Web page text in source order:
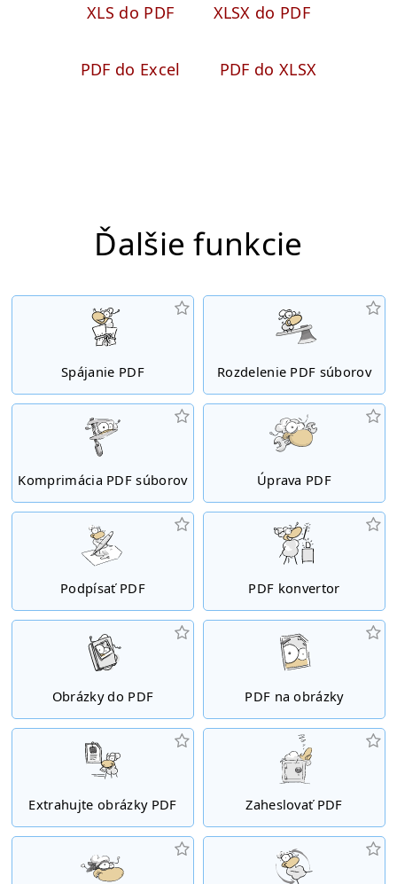
XLS do PDF XLSX do PDF
PDF do Excel PDF do XLSX
Ďalšie funkcie
Spájanie PDF Rozdelenie PDF súborov
Komprimácia PDF súborov Úprava PDF
Podpísať PDF PDF konvertor
Obrázky do PDF PDF na obrázky
Extrahujte obrázky PDF Zaheslovať PDF